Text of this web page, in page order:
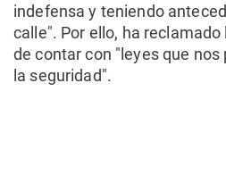
indefensa y teniendo
calle". Por ello, ha
de contar con "leyes que
la seguridad".